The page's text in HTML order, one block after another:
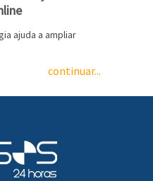
ajuda a ampliar
continuar...